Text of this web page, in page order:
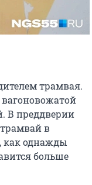
трамвая.
В преддверии
в
как однажды
больше